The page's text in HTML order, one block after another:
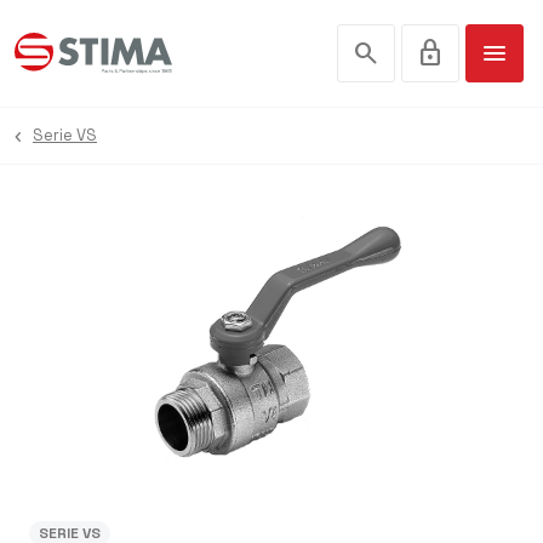
search lock menu
Serie VS
SERIE VS